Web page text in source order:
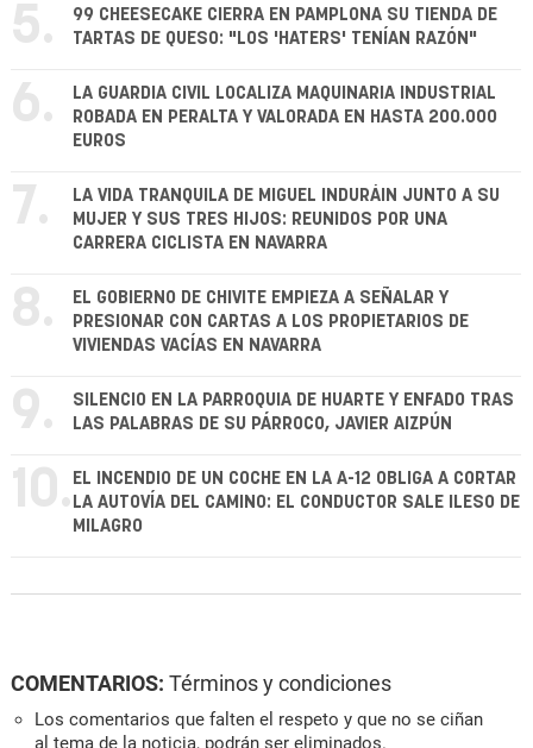
5.
99 CHEESECAKE CIERRA EN PAMPLONA SU TIENDA DE
TARTAS DE QUESO: "LOS 'HATERS' TENÍAN RAZÓN"
6.
LA GUARDIA CIVIL LOCALIZA MAQUINARIA INDUSTRIAL
ROBADA EN PERALTA Y VALORADA EN HASTA 200.000
EUROS
7.
LA VIDA TRANQUILA DE MIGUEL INDURÁIN JUNTO A SU
MUJER Y SUS TRES HIJOS: REUNIDOS POR UNA
CARRERA CICLISTA EN NAVARRA
8.
EL GOBIERNO DE CHIVITE EMPIEZA A SEÑALAR Y
PRESIONAR CON CARTAS A LOS PROPIETARIOS DE
VIVIENDAS VACÍAS EN NAVARRA
9.
SILENCIO EN LA PARROQUIA DE HUARTE Y ENFADO TRAS
LAS PALABRAS DE SU PÁRROCO, JAVIER AIZPÚN
10. EL INCENDIO DE UN COCHE EN LA A-12 OBLIGA A CORTAR
LA AUTOVÍA DEL CAMINO: EL CONDUCTOR SALE ILESO DE
MILAGRO
COMENTARIOS: Términos y condiciones
Los comentarios que falten el respeto y que no se ciñan
al tema de la noticia, podrán ser eliminados.